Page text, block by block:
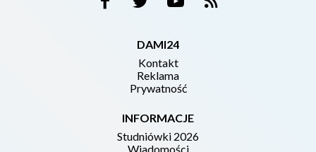
DAMI24
Kontakt
Reklama
Prywatność
INFORMACJE
Studniówki 2026
Wiadomości